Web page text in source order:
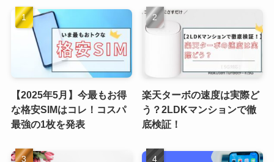
【2025年5月】今最もお得
な格安SIMはコレ！コスパ
最強の1枚を発表
楽天ターボの速度は実際ど
う？2LDKマンションで徹
底検証！